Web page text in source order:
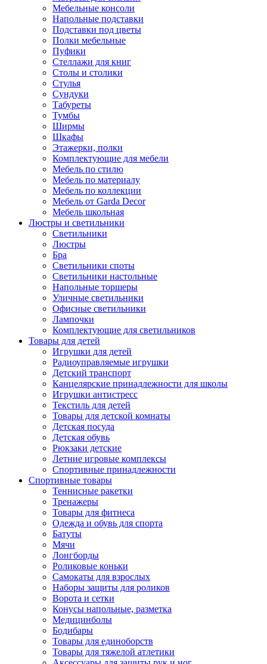
Мебельные консоли
Напольные подставки
Подставки под цветы
Полки мебельные
Пуфики
Стеллажи для книг
Столы и столики
Стулья
Сундуки
Табуреты
Тумбы
Ширмы
Шкафы
Этажерки, полки
Комплектующие для мебели
Мебель по стилю
Мебель по материалу
Мебель по коллекции
Мебель от Garda Decor
Мебель школьная
Люстры и светильники
Светильники
Люстры
Бра
Светильники споты
Светильники настольные
Напольные торшеры
Уличные светильники
Офисные светильники
Лампочки
Комплектующие для светильников
Товары для детей
Игрушки для детей
Радиоуправляемые игрушки
Детский транспорт
Канцелярские принадлежности для школы
Игрушки антистресс
Текстиль для детей
Товары для детской комнаты
Детская посуда
Детская обувь
Рюкзаки детские
Летние игровые комплексы
Спортивные принадлежности
Спортивные товары
Теннисные ракетки
Тренажеры
Товары для фитнеса
Одежда и обувь для спорта
Батуты
Мячи
Лонгборды
Роликовые коньки
Самокаты для взрослых
Наборы защиты для роликов
Ворота и сетки
Конусы напольные, разметка
Медицинболы
Бодибары
Товары для единоборств
Товары для тяжелой атлетики